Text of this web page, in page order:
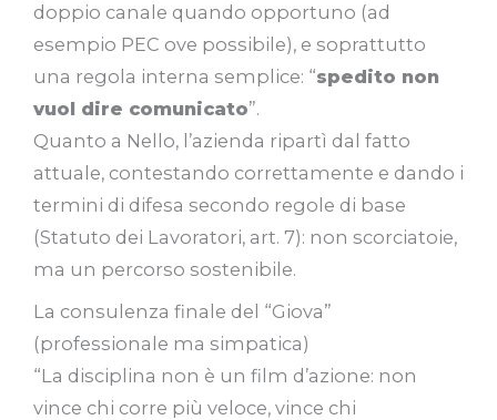
doppio canale quando opportuno (ad
esempio PEC ove possibile), e soprattutto
una regola interna semplice: “spedito non
vuol dire comunicato”.
Quanto a Nello, l’azienda ripartì dal fatto
attuale, contestando correttamente e dando i
termini di difesa secondo regole di base
(Statuto dei Lavoratori, art. 7): non scorciatoie,
ma un percorso sostenibile.
La consulenza finale del “Giova”
(professionale ma simpatica)
“La disciplina non è un film d’azione: non
vince chi corre più veloce, vince chi